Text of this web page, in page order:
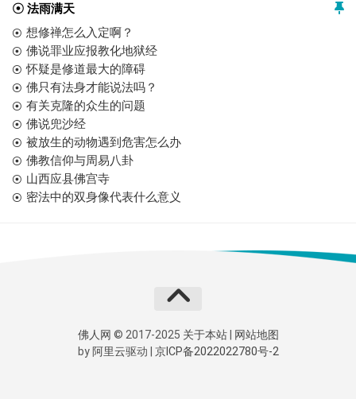
☉ 法雨满天
想修禅怎么入定啊？
佛说罪业应报教化地狱经
怀疑是修道最大的障碍
佛只有法身才能说法吗？
有关克隆的众生的问题
佛说兜沙经
被放生的动物遇到危害怎么办
佛教信仰与周易八卦
山西应县佛宫寺
密法中的双身像代表什么意义
佛人网 © 2017-2025 关于本站| 网站地图
by阿里云驱动 | 京ICP备2022022780号-2